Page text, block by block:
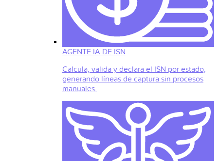
AGENTE IA DE ISN
Calcula, valida y declara el ISN por estado,
generando líneas de captura sin procesos
manuales.